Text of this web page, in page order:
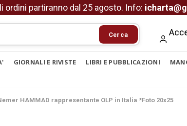
ordini partiranno dal 25 agosto. Info:
Cerca
GIORNALI E RIVISTE LIBRI E PUBBLICAZIONI
HAMMAD rappresentante OLP in Italia *Foto 20x25